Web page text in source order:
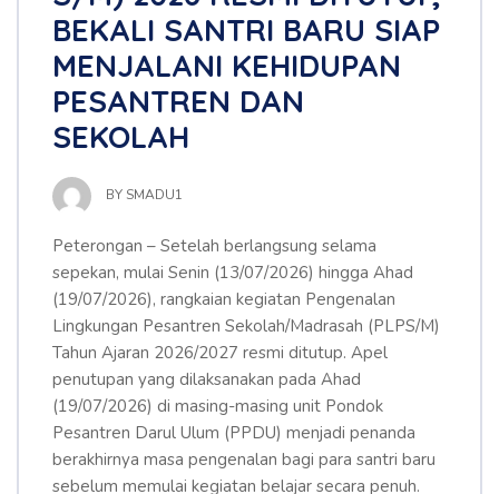
BEKALI SANTRI BARU SIAP
MENJALANI KEHIDUPAN
PESANTREN DAN
SEKOLAH
BY SMADU1
Peterongan – Setelah berlangsung selama
sepekan, mulai Senin (13/07/2026) hingga Ahad
(19/07/2026), rangkaian kegiatan Pengenalan
Lingkungan Pesantren Sekolah/Madrasah (PLPS/M)
Tahun Ajaran 2026/2027 resmi ditutup. Apel
penutupan yang dilaksanakan pada Ahad
(19/07/2026) di masing-masing unit Pondok
Pesantren Darul Ulum (PPDU) menjadi penanda
berakhirnya masa pengenalan bagi para santri baru
sebelum memulai kegiatan belajar secara penuh.